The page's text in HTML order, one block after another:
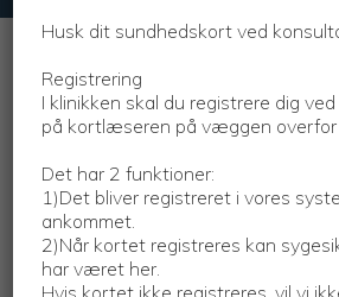
Registrering
Når du ankommer til klinikken, skal du
kortet gennem kortlæseren på væggen
receptionen.
Det har 2 funktioner:
Husk dit sundhedskort ved
Registrering
I klinikken skal du registrere dig
på kortlæseren på væggen overfor
Det har 2 funktioner:
1)Det bliver registreret i vores
ankommet.
2)Når kortet registreres kan
har været her.
Hvis kortet ikke registreres, vil vi